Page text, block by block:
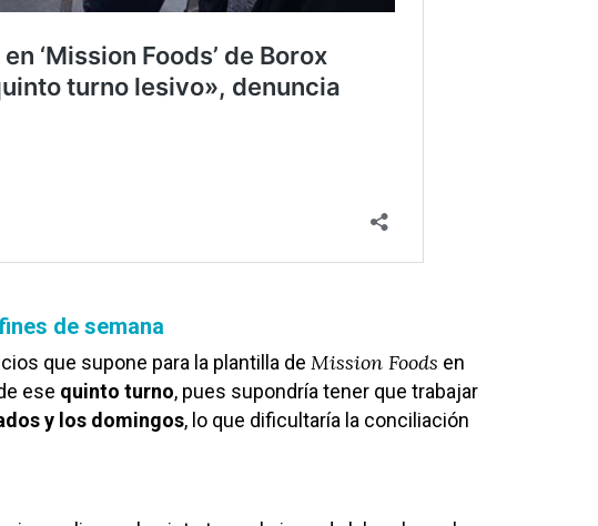
de semana
que supone para la plantilla de Mission Foods en
ese quinto turno, pues supondría tener que trabajar
y los domingos, lo que dificultaría la conciliación